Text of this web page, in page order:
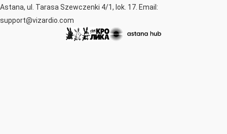
Astana, ul. Tarasa Szewczenki 4/1, lok. 17. Email:
support@vizardio.com